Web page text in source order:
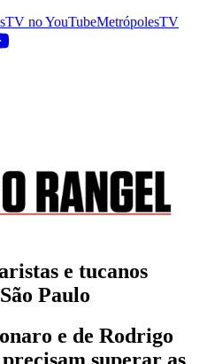
noYouTubeMetrópolesTV
e tucanos
Paulo
e de Rodrigo